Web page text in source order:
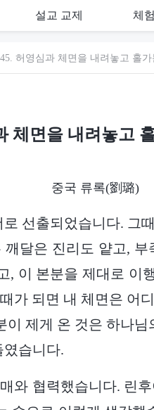
설교 교제 체
45. 허영심과 체면을 내려놓고 홀
체면을 내려놓고
중국 류록(劉璐)
로 선출되었습니다. 그
깨달은 진리도 얕고,
, 이 본분을 제대로 이
가 되면 내 체면은 어
제게 온 것은 하나님
습니다.
와 협력했습니다. 린